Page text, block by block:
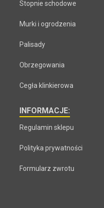
Stopnie schodowe
Murki i ogrodzenia
Palisady
Obrzegowania
Cegła klinkierowa
INFORMACJE:
Regulamin sklepu
Polityka prywatności
Formularz zwrotu